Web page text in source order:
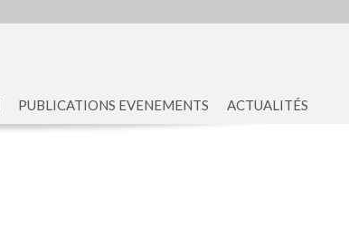
PUBLICATIONS EVENEMENTS ACTUALITÉS